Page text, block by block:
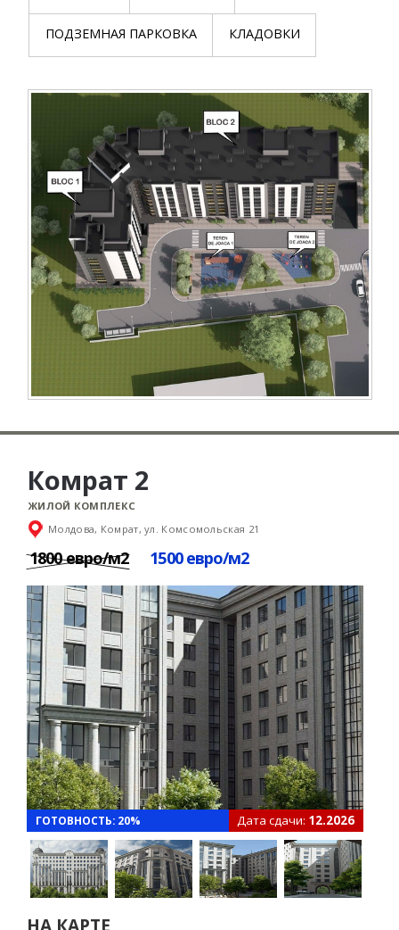
ПОДЗЕМНАЯ ПАРКОВКА КЛАДОВКИ
Комрат 2
ЖИЛОЙ КОМПЛЕКС
Молдова, Комрат, ул. Комсомольская 21
1800 евро/м2 1500 евро/м2
ГОТОВНОСТЬ: 20% Дата сдачи: 12.2026
НА КАРТЕ